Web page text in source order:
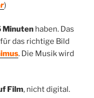
)
Minuten haben. Das
das richtige Bild
. Die Musik wird
Film, nicht digital.